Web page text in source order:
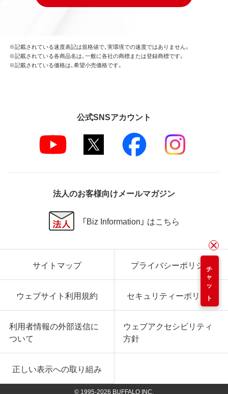
チャット
※記載されている速度表記は規格値で、実環境での速度ではありません。
※記載されている各商品名は、一般に各社の商標または登録商標です。
※記載されている価格は、希望小売価格です。
公式SNSアカウント
法人のお客様向けメールマガジン
「Biz Information」 はこちら
サイトマップ プライバシーポリシー
ウェブサイト利用規約 セキュリティーポリシー
利用者情報の外部送信に
ついて
ウェブアクセシビリティ
方針
正しい表示への取り組み
© 1995-2026 BUFFALO INC.